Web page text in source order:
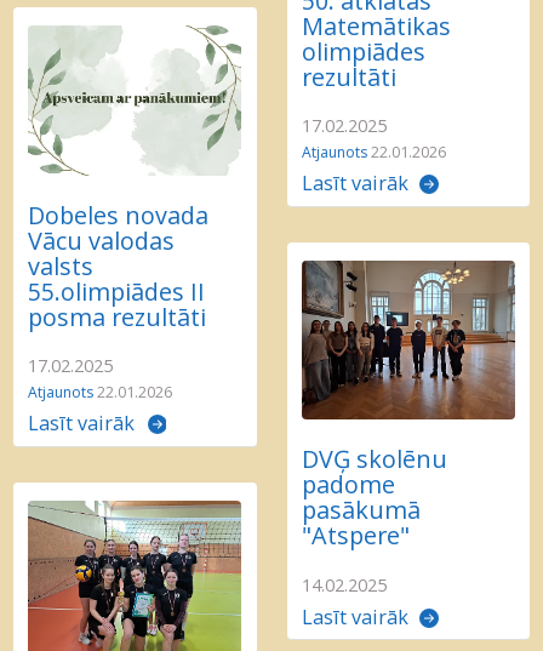
Matemātikas
olimpiādes
rezultāti
17.02.2025
Atjaunots22.01.2026
Lasīt vairāk
Dobeles novada
Vācu valodas
valsts
55.olimpiādes II
posma rezultāti
17.02.2025
Atjaunots22.01.2026
Lasīt vairāk
DVĢ skolēnu
padome
pasākumā
"Atspere"
14.02.2025
Lasīt vairāk